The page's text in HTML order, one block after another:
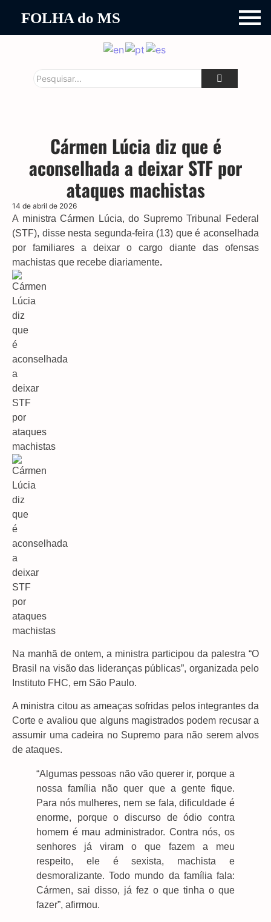
FOLHA do MS
Cármen Lúcia diz que é
aconselhada a deixar STF por
ataques machistas
14 de abril de 2026
A ministra Cármen Lúcia, do Supremo Tribunal Federal
(STF), disse nesta segunda-feira (13) que é aconselhada
por familiares a deixar o cargo diante das ofensas
machistas que recebe diariamente.
Na manhã de ontem, a ministra participou da palestra “O
Brasil na visão das lideranças públicas”, organizada pelo
Instituto FHC, em São Paulo.
A ministra citou as ameaças sofridas pelos integrantes da
Corte e avaliou que alguns magistrados podem recusar a
assumir uma cadeira no Supremo para não serem alvos
de ataques.
“Algumas pessoas não vão querer ir, porque a
nossa família não quer que a gente fique.
Para nós mulheres, nem se fala, dificuldade é
enorme, porque o discurso de ódio contra
homem é mau administrador. Contra nós, os
senhores já viram o que fazem a meu
respeito, ele é sexista, machista e
desmoralizante. Todo mundo da família fala:
Cármen, sai disso, já fez o que tinha o que
fazer”, afirmou.